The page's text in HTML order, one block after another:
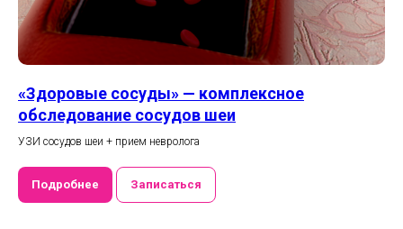
«Здоровые сосуды» — комплексное
обследование сосудов шеи
УЗИ сосудов шеи + прием невролога
Подробнее Записаться